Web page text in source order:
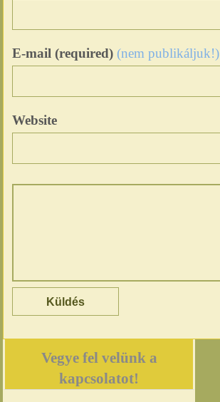
E-mail (required) (nem publikáljuk!)
Website
Vegye fel velünk a
kapcsolatot!